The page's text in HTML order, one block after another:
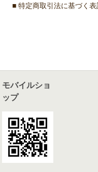
■ 特定商取引法に基づく表
モバイルショ
ップ